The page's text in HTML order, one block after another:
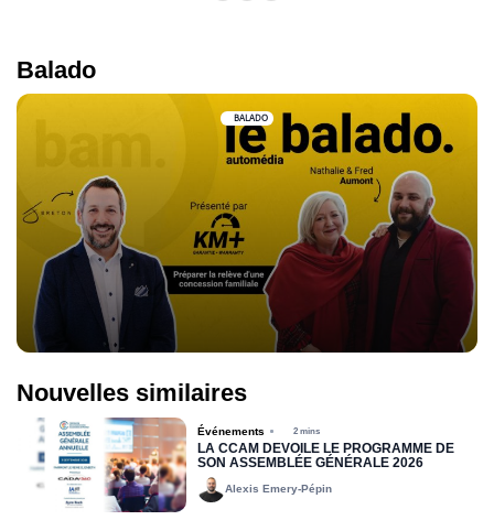
Balado
BALADO
Nouvelles similaires
Événements 2 mins
LA CCAM DÉVOILE LE PROGRAMME DE
SON ASSEMBLÉE GÉNÉRALE 2026
Alexis Emery-Pépin